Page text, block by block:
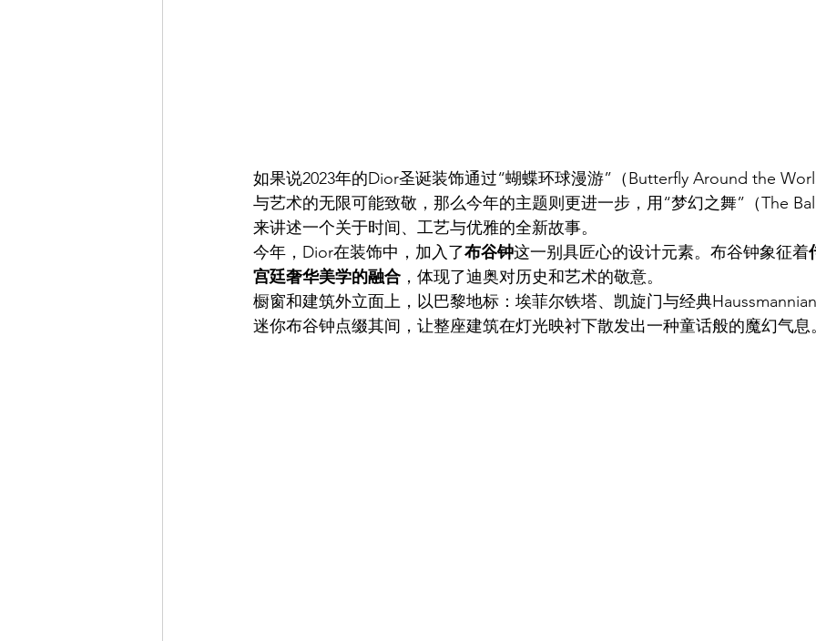
如果说2023年的Dior圣诞装饰通过“蝴蝶环球漫游”（Butterfly Around the
与艺术的无限可能致敬，那么今年的主题则更进一步，用“梦幻之舞”（The
来讲述一个关于时间、工艺与优雅的全新故事。
今年，Dior在装饰中，加入了布谷钟这一别具匠心的设计元素。布谷钟象征着
宫廷奢华美学的融合 ，体现了迪奥对历史和艺术的敬意。
橱窗和建筑外立面上，以巴黎地标：埃菲尔铁塔、凯旋门与经典
迷你布谷钟点缀其间，让整座建筑在灯光映衬下散发出一种童话般的魔幻气息